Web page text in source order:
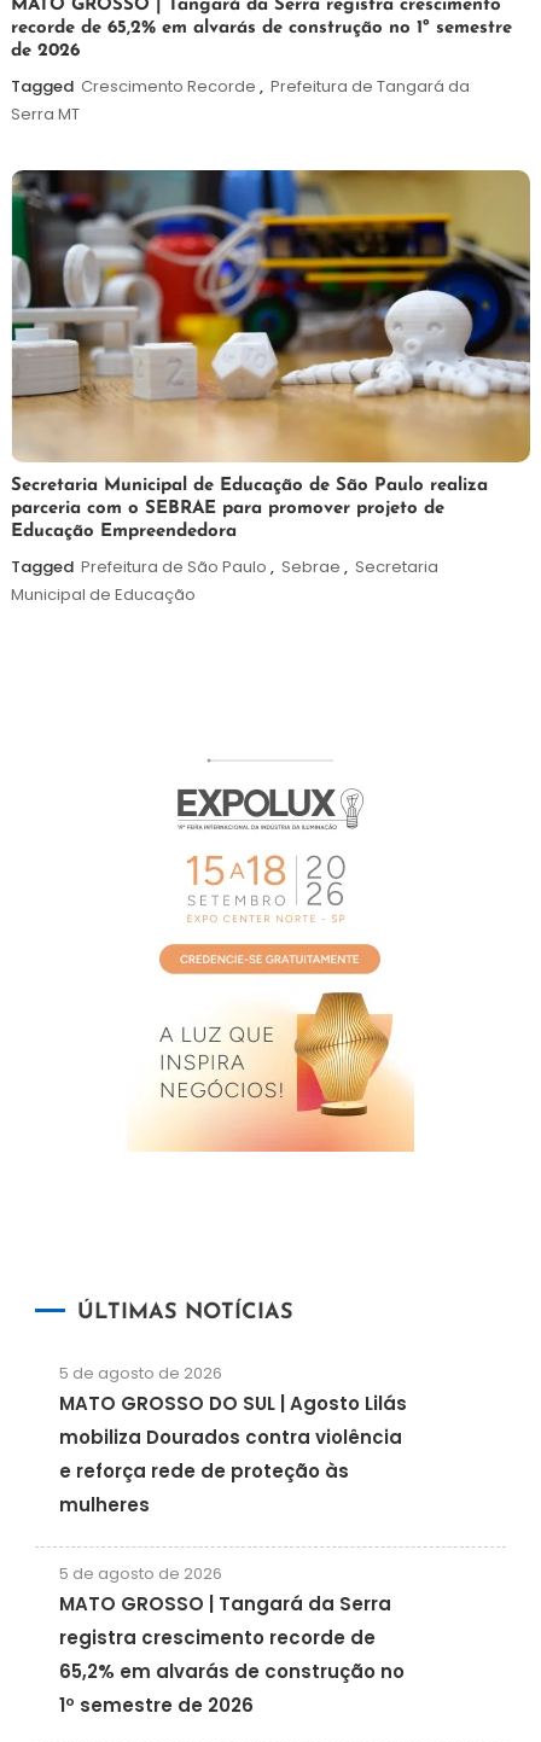
5
de
agosto
de
2026
Maurilio
MATO GROSSO | Tangará da Serra registra crescimento
recorde de 65,2% em alvarás de construção no 1º semestre
de 2026
Tagged Crescimento Recorde , Prefeitura de Tangará da
Serra MT
5
de
agosto
de
2026
Maurilio
Secretaria Municipal de Educação de São Paulo realiza
parceria com o SEBRAE para promover projeto de
Educação Empreendedora
Tagged Prefeitura de São Paulo , Sebrae , Secretaria
Municipal de Educação
ÚLTIMAS NOTÍCIAS
5 de agosto de 2026
MATO GROSSO DO SUL | Agosto Lilás
mobiliza Dourados contra violência
e reforça rede de proteção às
mulheres
5 de agosto de 2026
MATO GROSSO | Tangará da Serra
registra crescimento recorde de
65,2% em alvarás de construção no
1º semestre de 2026